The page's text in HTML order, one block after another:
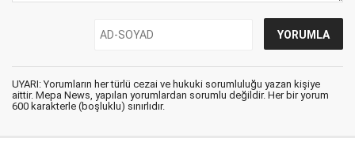
UYARI: Yorumların her türlü cezai ve hukuki sorumluluğu yazan kişiye
aittir. Mepa News, yapılan yorumlardan sorumlu değildir. Her bir yorum
600 karakterle (boşluklu) sınırlıdır.